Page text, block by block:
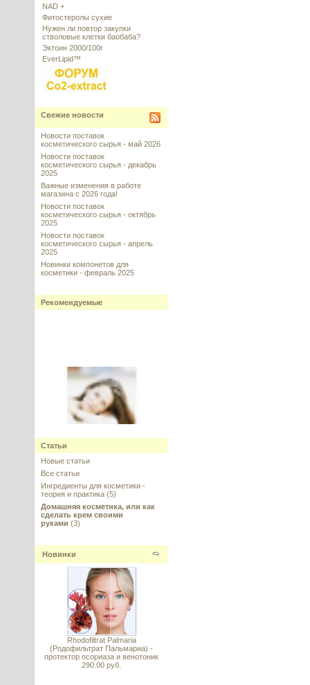
NAD +
Фитостеролы сухие
Нужен ли повтор закупки
стволовые клетки баобаба?
Эктоин 2000/100г
EverLipid™
Свежие новости
Новости поставок
косметического сырья - май 2026
Новости поставок
косметического сырья - декабрь
2025
Важные изменения в работе
магазина с 2026 года!
Новости поставок
косметического сырья - октябрь
2025
Новости поставок
косметического сырья - апрель
2025
Новинки компонетов для
косметики - февраль 2025
Рекомендуемые
PRODEW 500 (Продью 500) НУФ
Комплекс аминокислот для
волос и кожи
---------
Аскорбил тетраизопальмитат
Статьи
Новые статьи
Все статьи
Ингредиенты для косметики -
теория и практика (5)
Домашняя косметика, или как
сделать крем своими
руками (3)
Новинки
Rhodofiltrat Palmaria
(Родофильтрат Пальмариа) -
протектор псориаза и венотоник
290.00 руб.